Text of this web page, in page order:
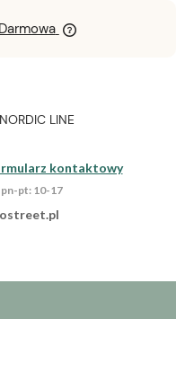
Darmowa
NORDIC LINE
kontaktowy
pn-pt: 10-17